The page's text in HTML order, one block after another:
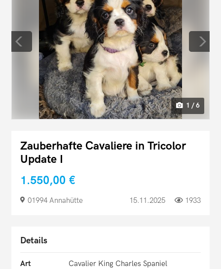
1 / 6
Zauberhafte Cavaliere in Tricolor
Update I
1.550,00 €
01994 Annahütte 15.11.2025 1933
Details
Art
Cavalier King Charles Spaniel